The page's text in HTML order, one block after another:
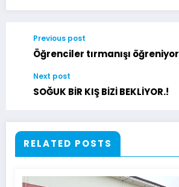
Previous post
Öğrenciler tırmanışı öğreniyor
Next post
SOĞUK BİR KIŞ BİZİ BEKLİYOR.!
RELATED POSTS